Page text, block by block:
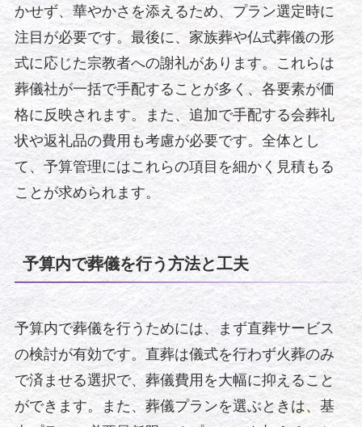
かせず、華やかさを添えるため、プラン選定時に
注目が必要です。最後に、家族葬や仏式葬儀の形
式に応じた宗教者への謝礼があります。これらは
葬儀社が一括で手配することが多く、各要素が価
格に反映されます。また、追加で手配する会葬礼
状や返礼品の費用も考慮が必要です。全体とし
て、予算管理にはこれらの項目を細かく見積もる
ことが求められます。
予算内で葬儀を行う方法と工夫
予算内で葬儀を行うためには、まず直葬サービス
の検討が有効です。直葬は儀式を行わず火葬のみ
で済ませる選択で、葬儀費用を大幅に抑えること
ができます。また、葬儀プランを選ぶときは、基